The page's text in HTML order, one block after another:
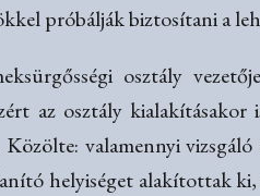
próbálják biztosítani a
osztály
az osztály
valamennyi
helyiséget alakítottak